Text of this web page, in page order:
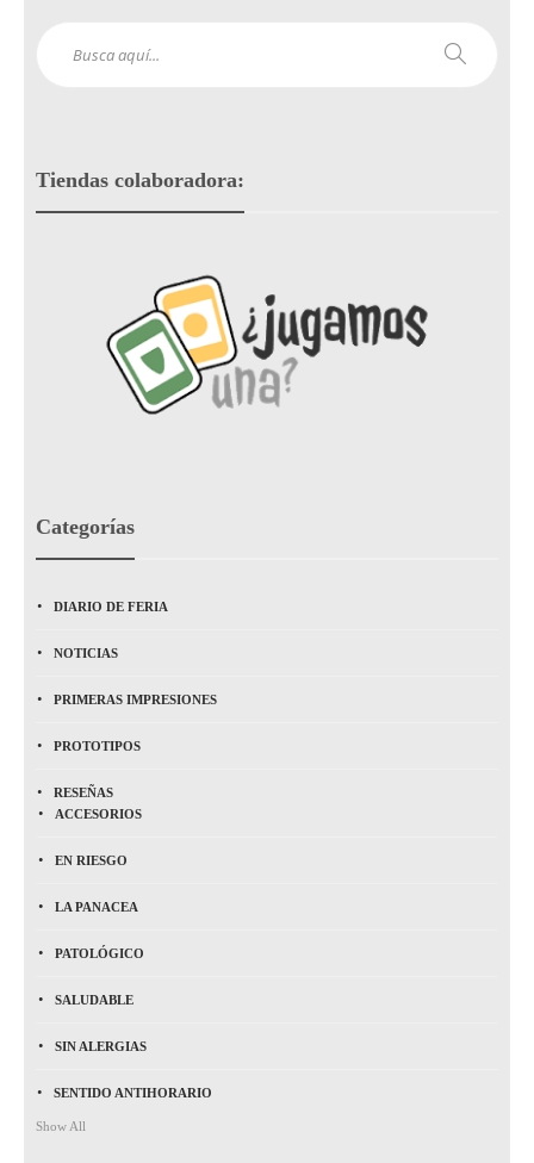
Tiendas colaboradora:
Categorías
DIARIO DE FERIA
NOTICIAS
PRIMERAS IMPRESIONES
PROTOTIPOS
RESEÑAS
ACCESORIOS
EN RIESGO
LA PANACEA
PATOLÓGICO
SALUDABLE
SIN ALERGIAS
SENTIDO ANTIHORARIO
Show All